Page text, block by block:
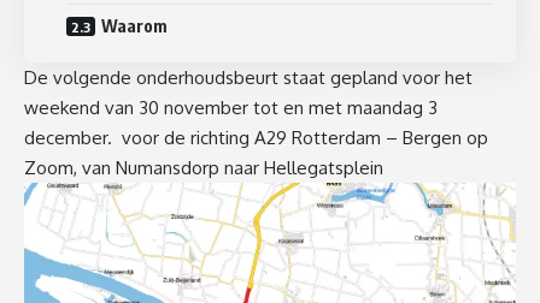
Waarom
De volgende onderhoudsbeurt staat gepland voor het
weekend van 30 november tot en met maandag 3
december. voor de richting A29 Rotterdam – Bergen op
Zoom, van Numansdorp naar Hellegatsplein